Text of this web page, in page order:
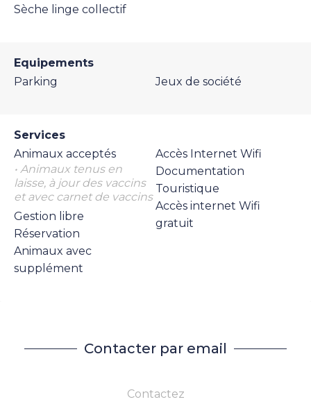
Sèche linge collectif
Equipements
Parking
Jeux de société
Services
Animaux acceptés
• Animaux tenus en
laisse, à jour des vaccins
et avec carnet de vaccins
Gestion libre
Réservation
Animaux avec
supplément
Accès Internet Wifi
Documentation
Touristique
Accès internet Wifi
gratuit
Contacter par email
Contactez